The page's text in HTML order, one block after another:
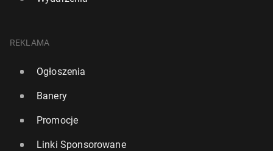
REKLAMA
Ogłoszenia
Banery
Promocje
Linki Sponsorowane